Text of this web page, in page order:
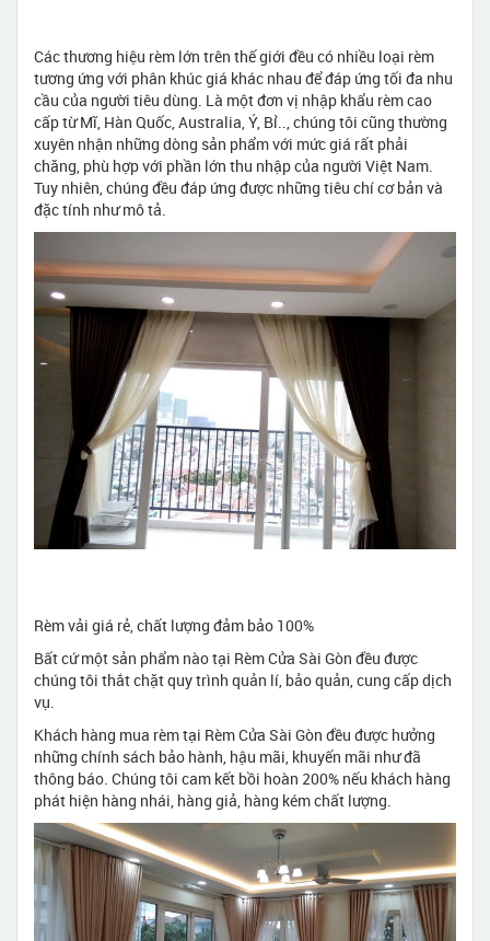
Các thương hiệu rèm lớn trên thế giới đều có nhiều loại rèm
tương ứng với phân khúc giá khác nhau để đáp ứng tối đa nhu
cầu của người tiêu dùng. Là một đơn vị nhập khẩu rèm cao
cấp từ Mĩ, Hàn Quốc, Australia, Ý, Bỉ.., chúng tôi cũng thường
xuyên nhận những dòng sản phẩm với mức giá rất phải
chăng, phù hợp với phần lớn thu nhập của người Việt Nam.
Tuy nhiên, chúng đều đáp ứng được những tiêu chí cơ bản và
đặc tính như mô tả.
Rèm vải giá rẻ, chất lượng đảm bảo 100%
Bất cứ một sản phẩm nào tại Rèm Cửa Sài Gòn đều được
chúng tôi thắt chặt quy trình quản lí, bảo quản, cung cấp dịch
vụ.
Khách hàng mua rèm tại Rèm Cửa Sài Gòn đều được hưởng
những chính sách bảo hành, hậu mãi, khuyến mãi như đã
thông báo. Chúng tôi cam kết bồi hoàn 200% nếu khách hàng
phát hiện hàng nhái, hàng giả, hàng kém chất lượng.